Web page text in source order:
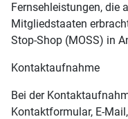
Fernsehleistungen, die
Mitgliedstaaten
Stop-Shop (MOSS) in
Kontaktaufnahme
Bei der
Kontaktformular, E-